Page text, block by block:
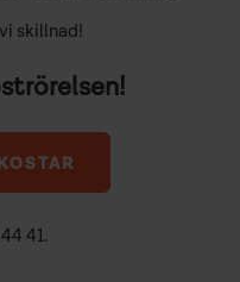
skillnad!
41.